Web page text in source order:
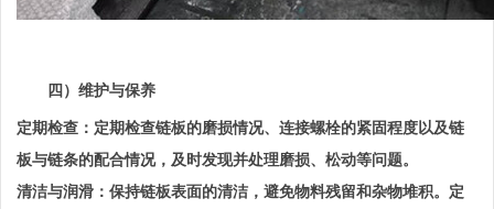
四）维护与保养
定期检查：定期检查链板的磨损情况、连接螺栓的紧固程度以及链
板与链条的配合情况，及时发现并处理磨损、松动等问题。
清洁与润滑：保持链板表面的清洁，避免物料残留和杂物堆积。定